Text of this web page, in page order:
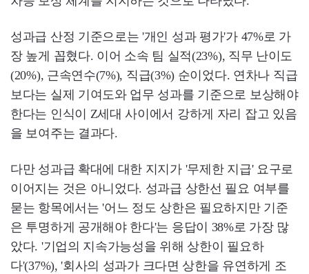
성과급 산정 기준으로는 '개인 성과 평가'가 47%로 가
장 높게 꼽혔다. 이어 소속 팀 실적(23%), 직무 난이도
(20%), 근속연수(7%), 직급(3%) 순이었다. 연차나 직급
보다는 실제 기여도와 업무 성과를 기준으로 보상해야
한다는 인식이 Z세대 사이에서 강하게 자리 잡고 있음
을 보여주는 결과다.
다만 성과급 확대에 대한 지지가 '무제한 지급' 요구로
이어지는 것은 아니었다. 성과급 상한선 필요 여부를
묻는 항목에서는 '어느 정도 상한은 필요하지만 기준
은 투명하게 공개해야 한다'는 응답이 38%로 가장 많
았다. '기업의 지속가능성을 위해 상한이 필요하
다'(37%), '회사의 성과가 크다면 상한을 유연하게 조